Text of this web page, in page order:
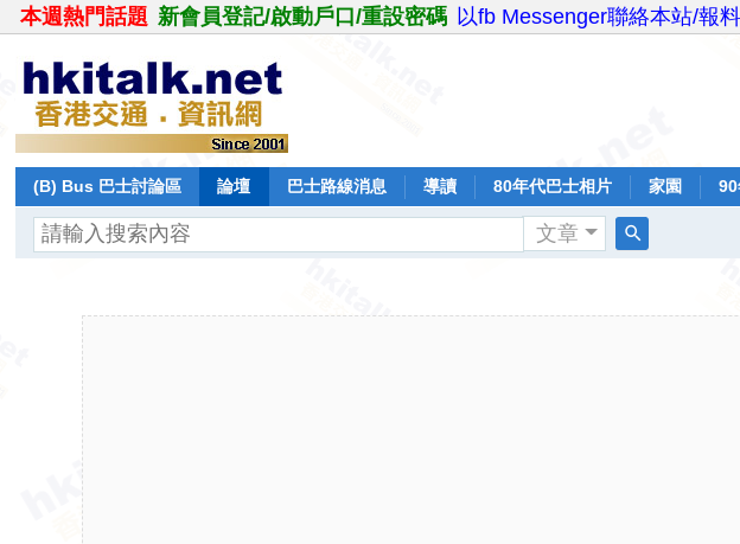
本週熱門話題 新會員登記/啟動戶口/重設密碼 以fb Messenger聯絡本站/報料
(B) Bus 巴士討論區 論壇 巴士路線消息 導讀 80年代巴士相片 家園
文章